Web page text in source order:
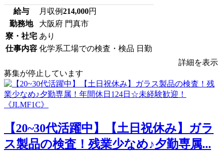
給与 月収例214,000円
勤務地
大阪府 門真市
寮・社宅 あり
仕事内容 化学系工場での検査・検品 日勤
詳細を表示
募集が停止しています
【20~30代活躍中】【土日祝休み】ガラ
ス製品の検査！残業少なめ♪夕勤専属...